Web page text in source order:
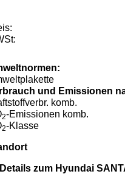
und Emissionen
komb.
2-Emissionen komb.
2-Klasse
Details zum Hyundai